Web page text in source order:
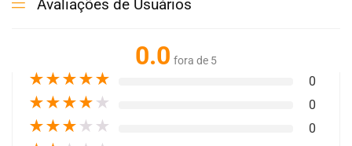
Avaliações de Usuários
0.0 fora de 5
★★★★★ 0
★★★★ ★ 0
★★★ ★ ★ 0